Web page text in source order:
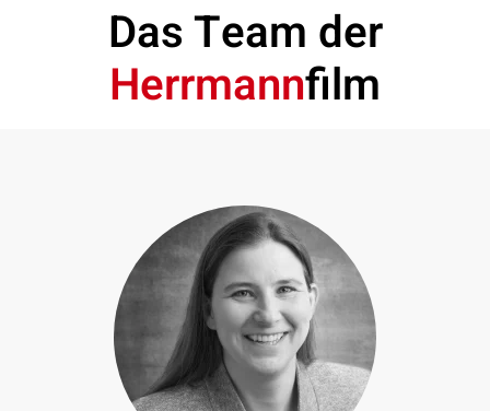
Das Team der
Herrmannfilm